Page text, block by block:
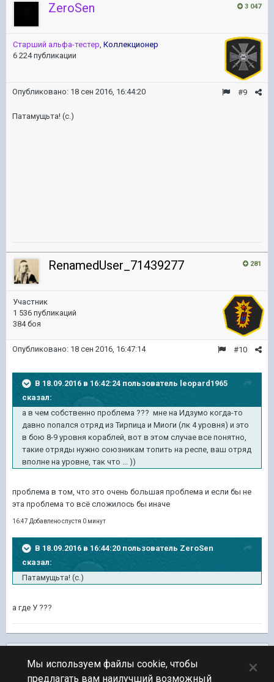
3 047
ZeroSen
Старший альфа-тестер, Коллекционер
6 224 публикации
#9
Опубликовано: 18 сен 2016, 16:44:20
Патамущьта! (с.)
281
RenamedUser_71439277
Участник
1 536 публикаций
384 боя
#10
Опубликовано: 18 сен 2016, 16:47:14
В 18.09.2016 в 16:42:24 пользователь leopard1965
сказал:
а в чем собственно проблема ??? мне на Идзумо когда-то
давно попался отряд из Тирпица и Миоги (лк 4 уровня) и это
в бою 8-9 уровня кораблей, вот в этом случае все понятно,
такие отряды нужно союзникам топить на респе, ваш отряд
вполне на уровне, так что ... ))
проблема в том, что это очень большая проблема и если бы не
эта проблема то всё сложилось бы иначе
16:47 Добавлено спустя 0 минут
В 18.09.2016 в 16:44:20 пользователь ZeroSen
сказал:
Патамущьта! (с.)
а где У ???
Мы используем файлы cookie, чтобы
предлагать вам наилучший возможный
×